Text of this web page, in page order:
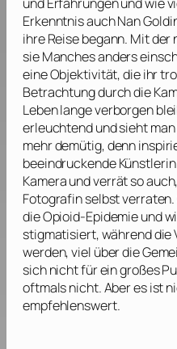
Erkenntnis auchNan
ihre Reise begann. Mit
sie Manches anders
eine Objektivität, die ihr
Betrachtung durch die
Leben lange verborgen
erleuchtend und sieht
mehr demütig, denn
beeindruckende
Kamera und verrät so
Fotografin selbst
die Opioid-Epidemie und
stigmatisiert, während
werden, viel über die
sich nicht für ein großes
oftmals nicht. Aber es ist
empfehlenswert.